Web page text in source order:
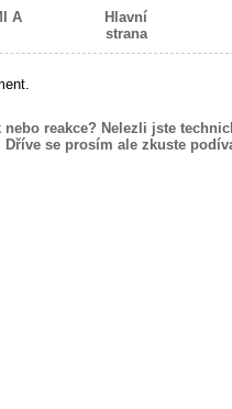
A
Hlavní
strana
reakce? Nelezli jste
Dříve se prosím ale zkuste